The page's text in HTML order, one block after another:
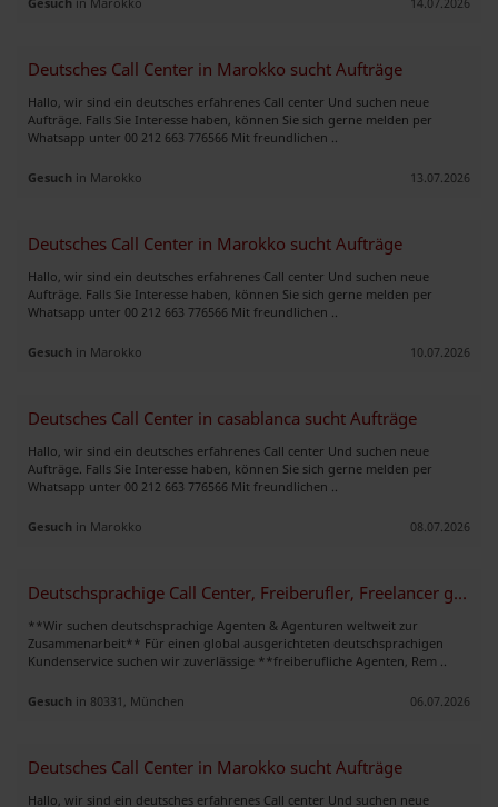
Deutsches Call Center in Marokko sucht Aufträge
Hallo, wir sind ein deutsches erfahrenes Call center Und suchen neue
Aufträge. Falls Sie Interesse haben, können Sie sich gerne melden per
Whatsapp unter 00 212 663 776566 Mit freundlichen ..
Gesuch in Marokko 13.07.2026
Deutsches Call Center in Marokko sucht Aufträge
Hallo, wir sind ein deutsches erfahrenes Call center Und suchen neue
Aufträge. Falls Sie Interesse haben, können Sie sich gerne melden per
Whatsapp unter 00 212 663 776566 Mit freundlichen ..
Gesuch in Marokko 10.07.2026
Deutsches Call Center in casablanca sucht Aufträge
Hallo, wir sind ein deutsches erfahrenes Call center Und suchen neue
Aufträge. Falls Sie Interesse haben, können Sie sich gerne melden per
Whatsapp unter 00 212 663 776566 Mit freundlichen ..
Gesuch in Marokko 08.07.2026
Deutschsprachige Call Center, Freiberufler, Freelancer gesucht
**Wir suchen deutschsprachige Agenten & Agenturen weltweit zur
Zusammenarbeit** Für einen global ausgerichteten deutschsprachigen
Kundenservice suchen wir zuverlässige **freiberufliche Agenten, Rem ..
Gesuch in 80331, München 06.07.2026
Deutsches Call Center in Marokko sucht Aufträge
Hallo, wir sind ein deutsches erfahrenes Call center Und suchen neue